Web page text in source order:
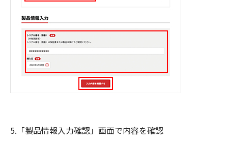
5.「製品情報入力確認」画面で内容を確認